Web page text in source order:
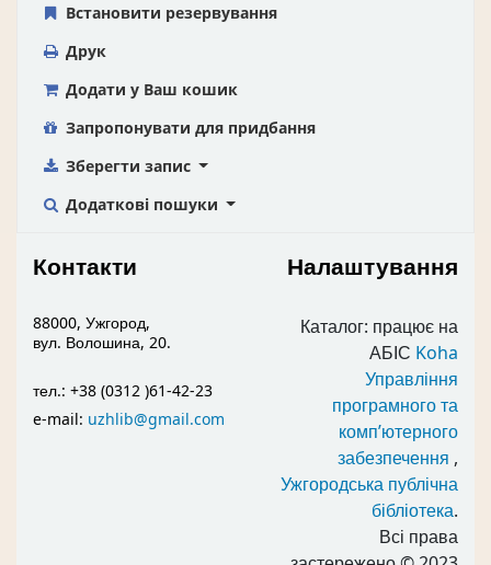
Встановити резервування
Друк
Додати у Ваш кошик
Запропонувати для придбання
Зберегти запис
Додаткові пошуки
Контакти
88000, Ужгород,
вул. Волошина, 20.
тел.: +38 (0312 )61-42-23
e-mail: uzhlib@gmail.com
Налаштування
Каталог: працює на
АБІС Koha
Управління
програмного та
комп’ютерного
забезпечення ,
Ужгородська публічна
бібліотека.
Всі права